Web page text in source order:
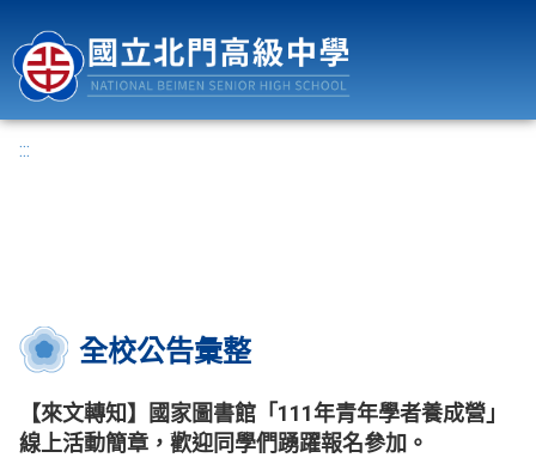
:::
全校公告彙整
【來文轉知】國家圖書館「111年青年學者養成營」
線上活動簡章，歡迎同學們踴躍報名參加。